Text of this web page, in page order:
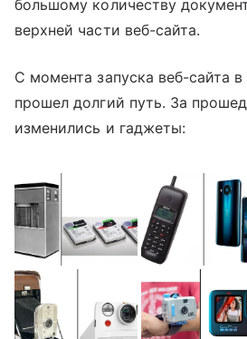
большому количеству
верхней части веб-сайта.
С момента запуска веб-сайта в
прошел долгий путь. За
изменились и гаджеты: